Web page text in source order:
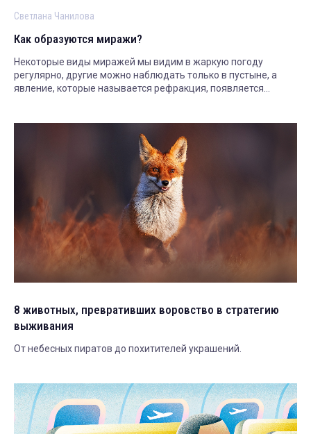
Светлана Чанилова
Как образуются миражи?
Некоторые виды миражей мы видим в жаркую погоду
регулярно, другие можно наблюдать только в пустыне, а
явление, которые называется рефракция, появляется
8 животных, превративших воровство в стратегию
выживания
От небесных пиратов до похитителей украшений.